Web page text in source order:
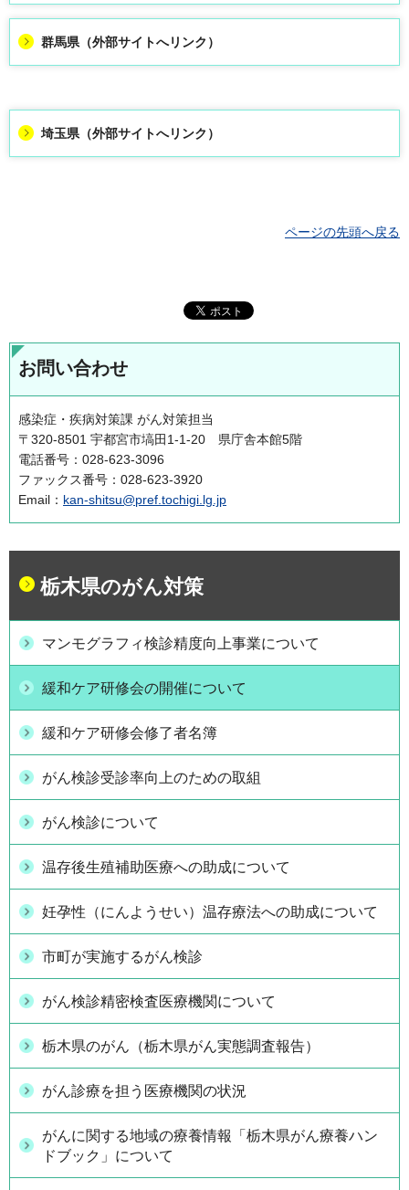
群馬県（外部サイトへリンク）
埼玉県（外部サイトへリンク）
ページの先頭へ戻る
お問い合わせ
感染症・疾病対策課 がん対策担当
〒320-8501 宇都宮市塙田1-1-20 県庁舎本館5階
電話番号：028-623-3096
ファックス番号：028-623-3920
Email： kan-shitsu@pref.tochigi.lg.jp
栃木県のがん対策
マンモグラフィ検診精度向上事業について
緩和ケア研修会の開催について
緩和ケア研修会修了者名簿
がん検診受診率向上のための取組
がん検診について
温存後生殖補助医療への助成について
妊孕性（にんようせい）温存療法への助成について
市町が実施するがん検診
がん検診精密検査医療機関について
栃木県のがん（栃木県がん実態調査報告）
がん診療を担う医療機関の状況
がんに関する地域の療養情報「栃木県がん療養ハン
ドブック」について